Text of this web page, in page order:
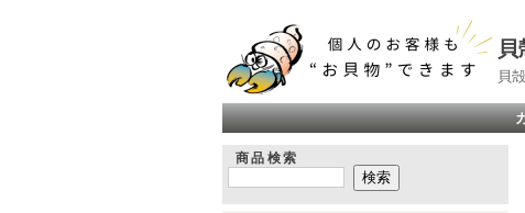
貝
商品検索